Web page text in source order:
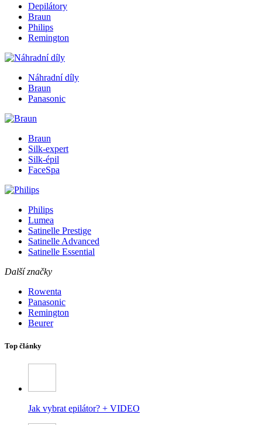
Depilátory
Braun
Philips
Remington
Náhradní díly
Braun
Panasonic
Braun
Silk-expert
Silk-épil
FaceSpa
Philips
Lumea
Satinelle Prestige
Satinelle Advanced
Satinelle Essential
Další značky
Rowenta
Panasonic
Remington
Beurer
Top články
Jak vybrat epilátor? + VIDEO